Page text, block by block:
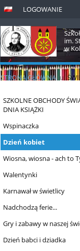
LOGOWANIE
im.
w
STRONA GŁÓWNA u
Świetlica
SZKOLNE OBCHODY
DNIA KSIĄŻKI
Wspinaczka
Dzień kobiet
Wiosna, wiosna - ach to
Walentynki
Karnawał w świetlicy
Nadchodzą ferie...
Gry i zabawy w naszej
Dzień babci i dziadka